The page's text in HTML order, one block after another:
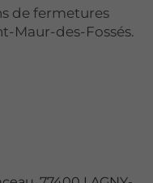
de fermetures
Maur-des-Fossés.